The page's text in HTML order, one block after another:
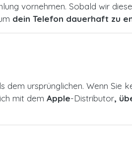
vornehmen. Sobald wir
dein Telefon dauerhaft zu
ursprünglichen. Wenn Sie
mit dem Apple-Distributor,